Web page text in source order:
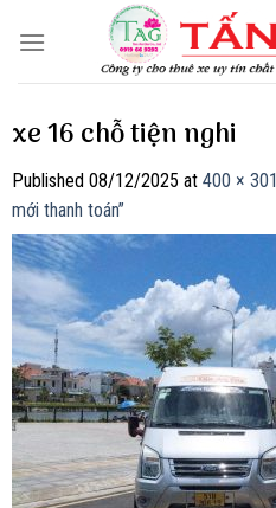
xe 16 chỗ tiện nghi
Published 08/12/2025 at 400 × 301
mới thanh toán”